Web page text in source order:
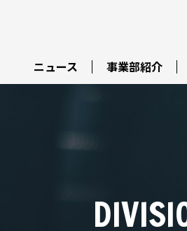
ニュース 事業部紹介